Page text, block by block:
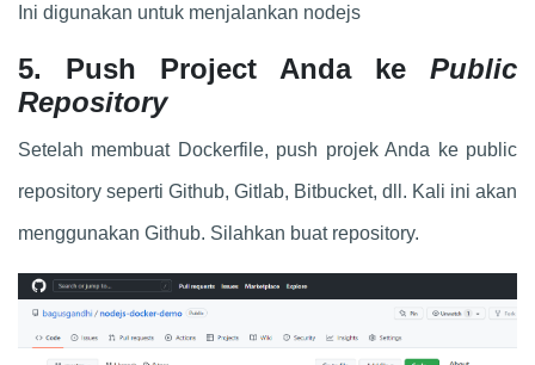
Ini digunakan untuk menjalankan nodejs
5. Push Project Anda ke Public
Repository
Setelah membuat Dockerfile, push projek Anda ke public
repository seperti Github, Gitlab, Bitbucket, dll. Kali ini akan
menggunakan Github. Silahkan buat repository.